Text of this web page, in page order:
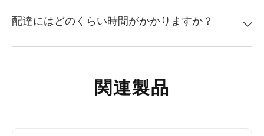
配達にはどのくらい時間がかかりますか？
関連製品